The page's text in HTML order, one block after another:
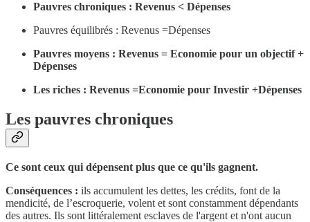
Pauvres chroniques : Revenus < Dépenses
Pauvres équilibrés : Revenus =Dépenses
Pauvres moyens : Revenus = Economie pour un objectif +
Dépenses
Les riches : Revenus =Economie pour Investir +Dépenses
Les pauvres chroniques
Ce sont ceux qui dépensent plus que ce qu'ils gagnent.
Conséquences : ils accumulent les dettes, les crédits, font de la
mendicité, de l’escroquerie, volent et sont constamment dépendants
des autres. Ils sont littéralement esclaves de l'argent et n'ont aucun